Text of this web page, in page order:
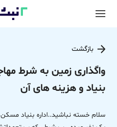
بازگشت
واگذاری زمین به شرط
بنیاد و هزینه های آن